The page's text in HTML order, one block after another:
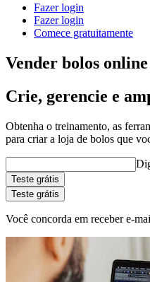
Fazer login
Fazer login
Comece gratuitamente
Vender bolos online
Crie, gerencie e
Obtenha o treinamento, as
para criar a loja de bolos que
Teste grátis
Teste grátis
Você concorda em receber e-